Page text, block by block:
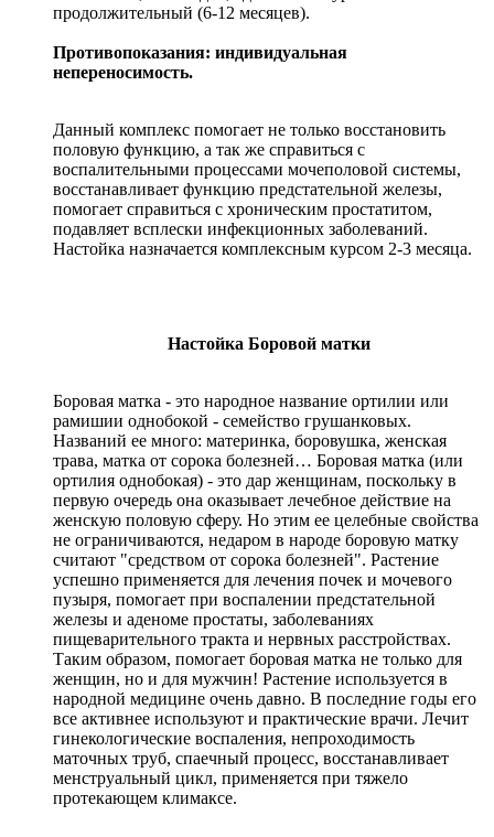
продолжительный (6-12 месяцев).
Противопоказания: индивидуальная
непереносимость.
Данный комплекс помогает не только восстановить
половую функцию, а так же справиться с
воспалительными процессами мочеполовой системы,
восстанавливает функцию предстательной железы,
помогает справиться с хроническим простатитом,
подавляет всплески инфекционных заболеваний.
Настойка назначается комплексным курсом 2-3 месяца.
Настойка Боровой матки
Боровая матка - это народное название ортилии или
рамишии однобокой - семейство грушанковых.
Названий ее много: материнка, боровушка, женская
трава, матка от сорока болезней… Боровая матка (или
ортилия однобокая) - это дар женщинам, поскольку в
первую очередь она оказывает лечебное действие на
женскую половую сферу. Но этим ее целебные свойства
не ограничиваются, недаром в народе боровую матку
считают "средством от сорока болезней". Растение
успешно применяется для лечения почек и мочевого
пузыря, помогает при воспалении предстательной
железы и аденоме простаты, заболеваниях
пищеварительного тракта и нервных расстройствах.
Таким образом, помогает боровая матка не только для
женщин, но и для мужчин! Растение используется в
народной медицине очень давно. В последние годы его
все активнее используют и практические врачи. Лечит
гинекологические воспаления, непроходимость
маточных труб, спаечный процесс, восстанавливает
менструальный цикл, применяется при тяжело
протекающем климаксе.